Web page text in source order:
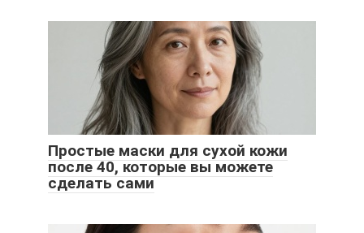
Простые маски для сухой кожи
после 40, которые вы можете
сделать сами